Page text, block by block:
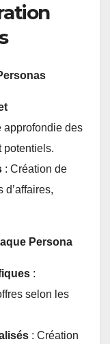
approfondie des
potentiels.
: Création de
d’affaires,
Persona
:
selon les
: Création